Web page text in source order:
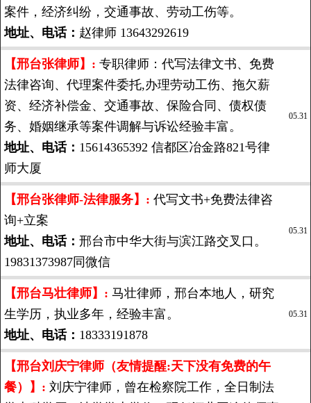
案件，经济纠纷，交通事故、劳动工伤等。
地址、电话： 赵律师 13643292619
【邢台张律师】: 专职律师：代写法律文书、免费
法律咨询、代理案件委托,办理劳动工伤、拖欠薪
资、经济补偿金、交通事故、保险合同、债权债
务、婚姻继承等案件调解与诉讼经验丰富。
地址、电话： 15614365392 信都区冶金路821号律
师大厦
05.31
【邢台张律师-法律服务】: 代写文书+免费法律咨
询+立案
地址、电话： 邢台市中华大街与滨江路交叉口。
19831373987同微信
05.31
【邢台马壮律师】: 马壮律师，邢台本地人，研究
生学历，执业多年，经验丰富。
地址、电话： 18333191878
05.31
【邢台刘庆宁律师（友情提醒:天下没有免费的午
餐）】: 刘庆宁律师，曾在检察院工作，全日制法